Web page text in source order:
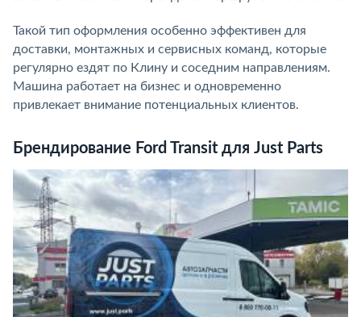
Такой тип оформления особенно эффективен для
доставки, монтажных и сервисных команд, которые
регулярно ездят по Клину и соседним направлениям.
Машина работает на бизнес и одновременно
привлекает внимание потенциальных клиентов.
Брендирование Ford Transit для Just Parts